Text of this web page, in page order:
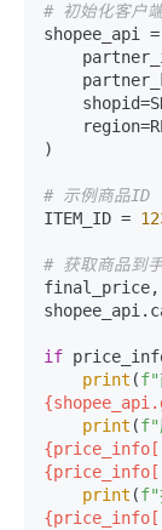
# 初始化客户
shopee_api
)
# 示例商品ID
ITEM_ID =
# 获取商品到
if
print (f"
print (f"
{price_info[
{price_info[
print (f"
{price_info[